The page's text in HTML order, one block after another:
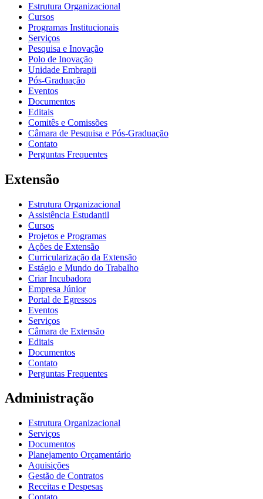
Estrutura Organizacional
Cursos
Programas Institucionais
Serviços
Pesquisa e Inovação
Polo de Inovação
Unidade Embrapii
Pós-Graduação
Eventos
Documentos
Editais
Comitês e Comissões
Câmara de Pesquisa e Pós-Graduação
Contato
Perguntas Frequentes
Extensão
Estrutura Organizacional
Assistência Estudantil
Cursos
Projetos e Programas
Ações de Extensão
Curricularização da Extensão
Estágio e Mundo do Trabalho
Criar Incubadora
Empresa Júnior
Portal de Egressos
Eventos
Serviços
Câmara de Extensão
Editais
Documentos
Contato
Perguntas Frequentes
Administração
Estrutura Organizacional
Serviços
Documentos
Planejamento Orçamentário
Aquisições
Gestão de Contratos
Receitas e Despesas